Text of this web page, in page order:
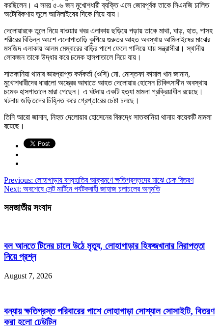
করছিলেন। এ সময় ৫-৬ জন মুখোশধারী ব্যক্তি এসে জোরপূর্বক তাকে সিএনজি চালিত
অটোরিকশায় তুলে আমিলাইষের দিকে নিয়ে যায়।
দেলোয়ারকে তুলে নিয়ে যাওয়ার খবর এলাকায় ছড়িয়ে পড়ায় তাকে মাথা, ঘাড়, হাত, পাসহ
শরীরের বিভিন্ন অংশে এলোপাতাড়ি কুপিয়ে গুরুতর আহত অবস্থায় আমিলাইষের মাঝের
মসজিদ এলাকায় আলম মেম্বারের বাড়ির পাশে ফেলে পালিয়ে যায় সন্ত্রাসীরা। স্থানীয়
লোকজন তাকে উদ্ধার করে চমেক হাসপাতালে নিয়ে যায়।
সাতকানিয়া থানার ভারপ্রাপ্ত কর্মকর্তা (ওসি) মো. মোস্তফা কামাল খান জানান,
মুখোশধারীদের ধারালো অস্ত্রের আঘাতে আহত দেলোয়ার হোসেন চিকিৎসাধীন অবস্থায়
চমেক হাসপাতালে মারা গেছেন। এ ঘটনায় একটি হত্যা মামলা প্রক্রিয়াধীন রয়েছে।
ঘটনায় জড়িতদের চিহ্নিত করে গ্রেপ্তারের চেষ্টা চলছে।
তিনি আরো জানান, নিহত দেলোয়ার হোসেনের বিরুদ্ধে সাতকানিয়া থানায় কয়েকটি মামলা
রয়েছে।
Previous: লোহাগাড়ায় বন্যহাতির আক্রমণে ক্ষতিগ্রস্তদের মাঝে চেক বিতরণ
Next: অবশেষে সেন্ট মার্টিনে পর্যটকবাহী জাহাজ চলাচলের অনুমতি
সমজাতীয় সংবাদ
বল আনতে টিনের চালে উঠে মৃত্যু, লোহাগাড়ার হিফজখানার নিরাপত্তা
নিয়ে প্রশ্ন
August 7, 2026
বন্যায় ক্ষতিগ্রস্ত পরিবারের পাশে লোহাগাড়া সোশ্যাল সোসাইটি, বিতরণ
করা হলো ঢেউটিন